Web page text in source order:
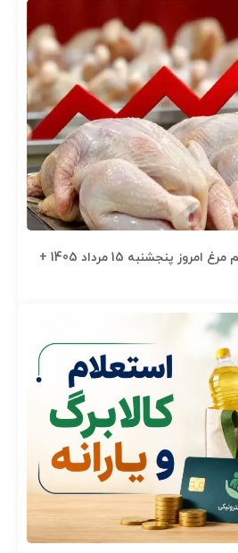
قیمت مرغ، ماهی و تخم مرغ امروز پنجشنبه 15 مرداد 1405 +